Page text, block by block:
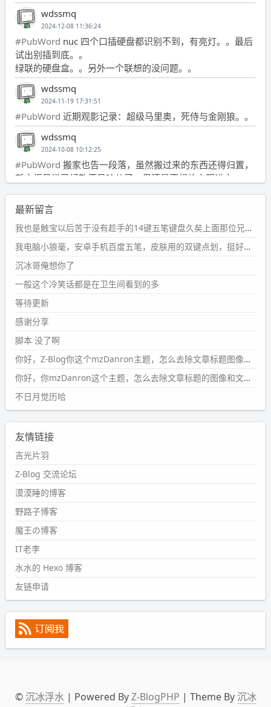
wdssmq
2024-12-08 11:36:24
#PubWord nuc 四个口插硬盘都识别不到，有亮灯。。最后
试出别插到底。。
绿联的硬盘盒。。另外一个联想的没问题。。
wdssmq
2024-11-19 17:31:51
#PubWord 近期观影记录：超级马里奥，死侍与金刚狼。。
wdssmq
2024-10-08 10:12:25
#PubWord 搬家也告一段落，虽然搬过来的东西还得归置，
新衣柜虽说已经散俩月味儿了，但还是不想放衣服进去。
wdssmq
2024-09-23 21:00:49
#PubWord要不我每年汇总整理一次？？碎雨集_沉冰浮水_
第1页https://www.wdssmq.com/tag/%E7%A2%8E%E9%9
B%A8%E9%9B%86/
wdssmq
2024-09-23 20:58:40
#PubWord
条嘟？？？？
wdssmq
2024-09-15 10:32:07
#PubWordVSCode 内 git 操作卡住的时候没办法主动取消
一直是个痛点，一般都是推送或拉取，今天连提交都卡
了。。
wdssmq
2024-09-11 08:45:43
#PubWord
然后天凉了，为了应对踢被子买了睡袋，不知道 1.2 米会不
会略窄。。
wdssmq
2024-09-09 19:43:00
#PubWord
表，21 年 11 月底发现 B 站上线了这部，直到前几天才看
完，还是分两次看的。。接下来有五项是 2019 年的，都是
电影 —— 略长的待办列表。。
最新留言
我也是触宝以后苦于没有趁手的14键五笔键盘久矣上面那位兄台用的百度双键点划布局我也用过很久，那个皮肤做得很粗糙，个别键位的触发区域是错位的，快速打字时很容易出错，修改它的皮肤文件校正后勉强能用，但早年出的皮肤分辨率太低，实在谈不上美观。百度小米定制版的商店里有一个"小黑板"皮肤还不错(百度官方输入法商店里没有)，但那个风格我不喜欢这两天找到了一个叫"森林集"的公众号，开发了海量的皮肤，很多都有14键版本，付费但很便宜，几块钱，终于有自己满意的输入法了搜了一下，这个工作室还是百度的官方合作伙伴，不知道为什么14键作品都不在官方商店上架，难道是百度官方在刻意放弃14键？
我电脑小狼毫，安卓手机百度五笔，皮肤用的双键点划，挺好的。
沉冰哥俺想你了
一般这个冷笑话都是在卫生间看到的多
等待更新
感谢分享
脚本 没了啊
你好，Z-Blog你这个mzDanron主题，怎么去除文章标题图像和文章摘要，仅显示标题，感谢回复！
你好，你mzDanron这个主题，怎么去除文章标题的图像和文章摘要！仅显示标题，感谢回复解决！
不日月觉历哈
友情链接
吉光片羽
Z-Blog 交流论坛
漠漠睡的博客
野路子博客
魔王の博客
IT老李
水水的 Hexo 博客
友链申请
© 沉冰浮水| Powered ByZ-BlogPHP | Theme By 沉冰